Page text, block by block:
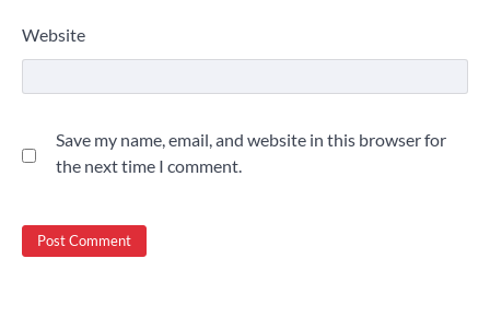
Website
Save my name, email, and website in this browser for
the next time I comment.